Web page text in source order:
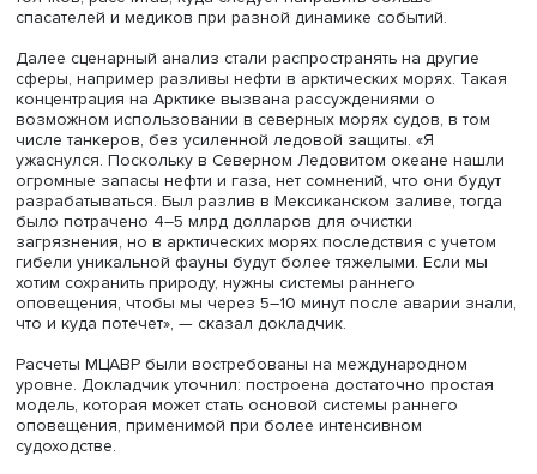
энергии, в частности нефть, газ и уголь.
Важным направлением работы центра Фуад Алескеров
назвал прогнозирование и моделирование опасных
природных явлений и бедствий, в том числе связанных
антропогенными факторами. В частности, он
2004 году модель сценарного анализа при
которые предвосхитили блок современных моделей,
описываемых термином «глубокая неопределенность»,
который отражает многие природные катастрофы.
По словам ученого, его шокировало, когда после
землетрясения 1999 года в Турции мэр одного из
городов в интервью о подготовке к следующему
для трупов. Тогда Фуад Алескеров разработал
анализ катастрофы и возможных мест наиболее
толчков, рассчитав, куда следует направить больше
спасателей и медиков при разной динамике событий.